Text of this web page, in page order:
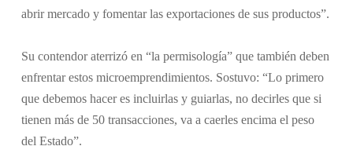
abrir mercado y fomentar las exportaciones de sus productos”.
Su contendor aterrizó en “la permisología” que también deben
enfrentar estos microemprendimientos. Sostuvo: “Lo primero
que debemos hacer es incluirlas y guiarlas, no decirles que si
tienen más de 50 transacciones, va a caerles encima el peso
del Estado”.